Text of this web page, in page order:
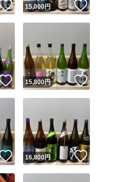
いいね！
15,000円 いいね！
いいね！
15,800円 いいね！
いいね！
16,800円 いいね！